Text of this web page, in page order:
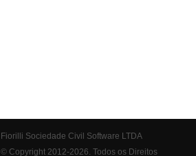
Fiorilli Sociedade Civil Software LTDA
© Copyright 2012-2026. Todos os Direitos